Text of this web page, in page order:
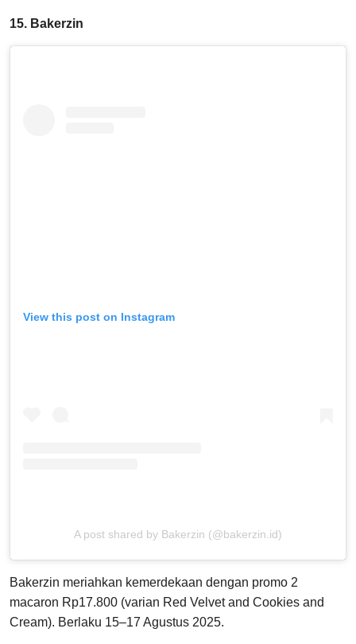
15. Bakerzin
View this post on Instagram
A post shared by Bakerzin (@bakerzin.id)
Bakerzin meriahkan kemerdekaan dengan promo 2
macaron Rp17.800 (varian Red Velvet and Cookies and
Cream). Berlaku 15–17 Agustus 2025.